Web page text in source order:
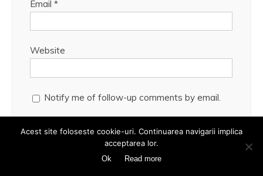
Email *
Website
Notify me of follow-up comments by email.
Acest site foloseste cookie-uri. Continuarea navigarii implica
acceptarea lor.
Ok Read more